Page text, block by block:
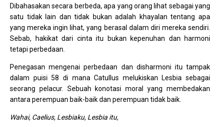
Dibahasakan secara berbeda, apa yang orang lihat sebagai yang
satu tidak lain dan tidak bukan adalah khayalan tentang apa
yang mereka ingin lihat, yang berasal dalam diri mereka sendiri.
Sebab, hakikat dari cinta itu bukan kepenuhan dan harmoni
tetapi perbedaan.
Penegasan mengenai perbedaan dan disharmoni itu tampak
dalam puisi 58 di mana Catullus melukiskan Lesbia sebagai
seorang pelacur. Sebuah konotasi moral yang membedakan
antara perempuan baik-baik dan perempuan tidak baik.
Wahai, Caelius, Lesbiaku, Lesbia itu,